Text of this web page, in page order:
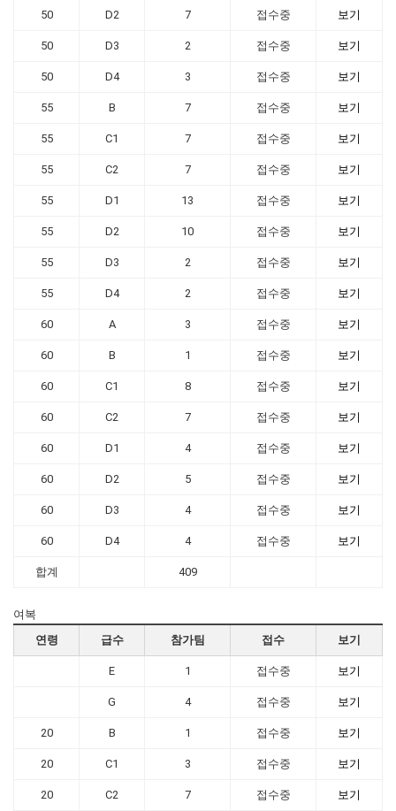
50 D2 7 접수중 보기
50 D3 2 접수중 보기
50 D4 3 접수중 보기
55 B 7 접수중 보기
55 C1 7 접수중 보기
55 C2 7 접수중 보기
55 D1 13 접수중 보기
55 D2 10 접수중 보기
55 D3 2 접수중 보기
55 D4 2 접수중 보기
60 A 3 접수중 보기
60 B 1 접수중 보기
60 C1 8 접수중 보기
60 C2 7 접수중 보기
60 D1 4 접수중 보기
60 D2 5 접수중 보기
60 D3 4 접수중 보기
60 D4 4 접수중 보기
합계 409
여복
연령
급수 참가팀 접수 보기
E 1 접수중 보기
G 4 접수중 보기
20 B 1 접수중 보기
20 C1 3 접수중 보기
20 C2 7 접수중 보기